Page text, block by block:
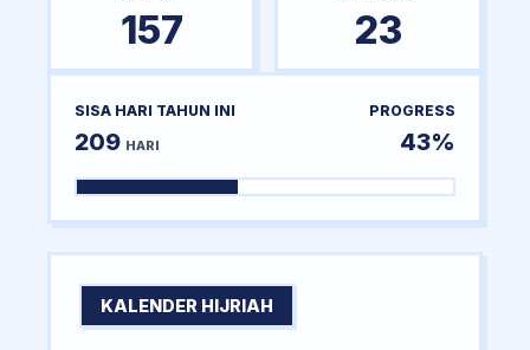
157 23
SISA HARI TAHUN INI
209 HARI
PROGRESS
43%
KALENDER HIJRIAH